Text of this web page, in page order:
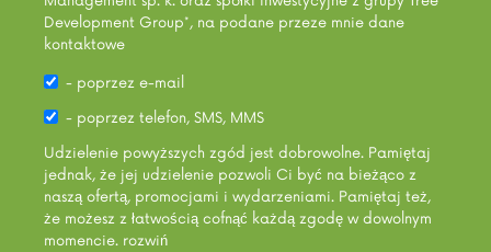
Development Group*, na podane przeze mnie dane
kontaktowe
- poprzez e-mail
- poprzez telefon, SMS, MMS
Udzielenie powyższych zgód jest dobrowolne. Pamiętaj
jednak, że jej udzielenie pozwoli Ci być na bieżąco z
naszą ofertą, promocjami i wydarzeniami. Pamiętaj też,
że możesz z łatwością cofnąć każdą zgodę w dowolnym
momencie. rozwiń